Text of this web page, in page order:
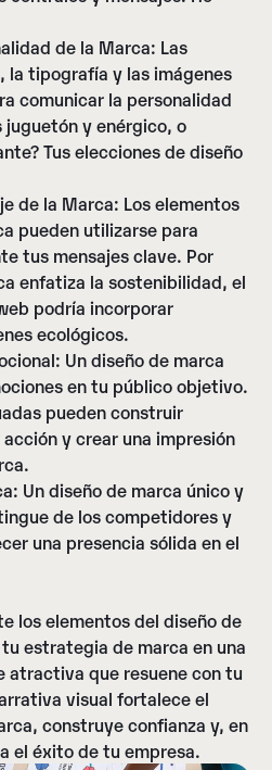
de la Marca: Las
la tipografía y las imágenes
comunicar la personalidad
juguetón y enérgico, o
Tus elecciones de diseño
de la Marca: Los elementos
pueden utilizarse para
tus mensajes clave. Por
enfatiza la sostenibilidad, el
podría incorporar
ecológicos.
Un diseño de marca
en tu público objetivo.
pueden construir
y crear una impresión
Un diseño de marca único y
de los competidores y
una presencia sólida en el
los elementos del diseño de
estrategia de marca en una
atractiva que resuene con tu
visual fortalece el
construye confianza y, en
el éxito de tu empresa.